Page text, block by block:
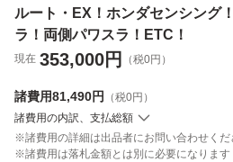
細もご覧ください!
ETC/社外タイヤ】
ルート・EX！ホンダセンシング
ラ！両側パワスラ！ETC！
現在 353,000円 （税0円）
諸費用81,490円
（税0円）
諸費用の内訳、支払総額
諸費用の詳細は出品者にお問い合わせくだ
諸費用は落札金額とは別に必要になります